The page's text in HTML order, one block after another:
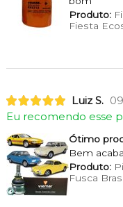
Produto:
Fiesta
Luiz S.
Eu recomendo esse
Ótimo
Bem
Produto:
Fusca